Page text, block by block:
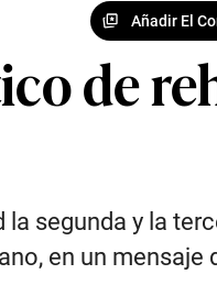
Añadir El
de
segunda y la
en un mensaje